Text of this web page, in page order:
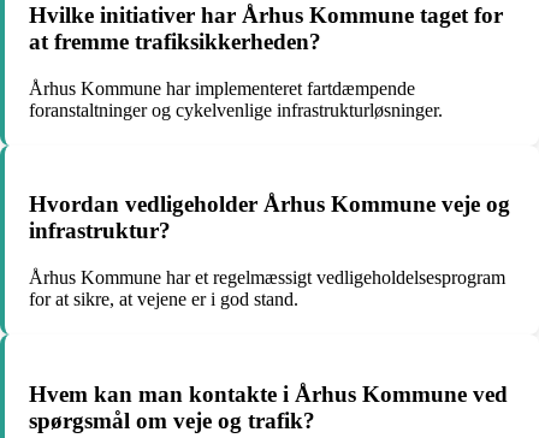
Hvilke initiativer har Århus Kommune taget for
at fremme trafiksikkerheden?
Århus Kommune har implementeret fartdæmpende
foranstaltninger og cykelvenlige infrastrukturløsninger.
Hvordan vedligeholder Århus Kommune veje og
infrastruktur?
Århus Kommune har et regelmæssigt vedligeholdelsesprogram
for at sikre, at vejene er i god stand.
Hvem kan man kontakte i Århus Kommune ved
spørgsmål om veje og trafik?